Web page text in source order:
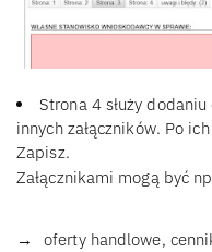
Strona 4 służy
innych załączników. Po
Zapisz.
Załącznikami mogą być
oferty handlowe,